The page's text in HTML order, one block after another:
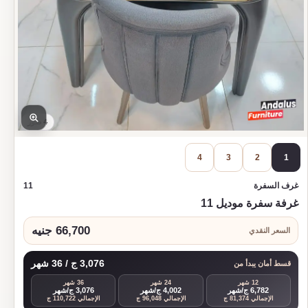
4 صور
1
2
3
4
غرف السفرة 11
غرفة سفرة موديل 11
السعر النقدي 66,700 جنيه
قسط أمان يبدأ من 3,076 ج / 36 شهر
12 شهر
6,782 ج/شهر
الإجمالي 81,374 ج
24 شهر
4,002 ج/شهر
الإجمالي 96,048 ج
36 شهر
3,076 ج/شهر
الإجمالي 110,722 ج